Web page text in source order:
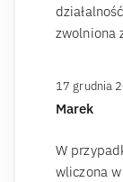
zwolniona
17 grudnia
Marek
W
wliczona